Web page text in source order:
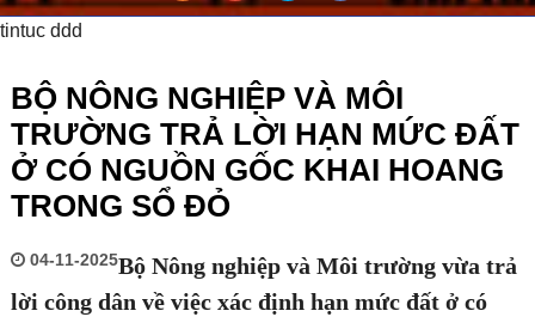
tintuc ddd
BỘ NÔNG NGHIỆP VÀ MÔI
TRƯỜNG TRẢ LỜI HẠN MỨC ĐẤT
Ở CÓ NGUỒN GỐC KHAI HOANG
TRONG SỔ ĐỎ
04-11-2025Bộ Nông nghiệp và Môi trường vừa trả
lời công dân về việc xác định hạn mức đất ở có